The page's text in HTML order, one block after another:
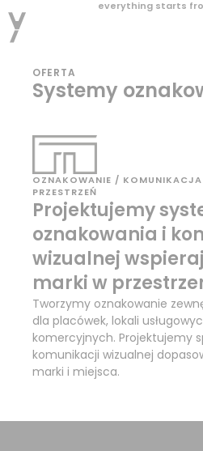
everything starts
OFERTA
Systemy
OZNAKOWANIE /
PRZESTRZEŃ
Projektujemy
oznakowania i
wizualnej
marki w
Tworzymy oznakowanie
dla placówek, lokali
komercyjnych. Projektujemy
komunikacji wizualnej
marki i miejsca.